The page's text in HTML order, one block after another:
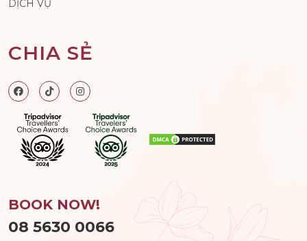
DỊCH VỤ
CHIA SẺ
BOOK NOW!
08 5630 0066